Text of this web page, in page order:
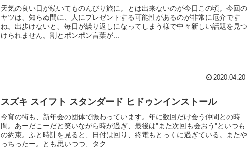
天気の良い日が続いてものんびり旅に。とは出来ないのが今日この頃。今回の
ヤツは、知らぬ間に、人にプレゼントする可能性があるのが非常に厄介です
ね。出歩けないと、毎日が繰り返しになってしまう様で中々新しい話題を見つ
けられません。割とポンポン言葉が...
2020.04.20
スズキ スイフト スタンダード ヒドゥンインストール
今宵の街も、新年会の団体で賑わっています。年に数回だけ会う仲間との時
間。あーだこーだと笑いながら時が過ぎ、最後は"また次回も会おう"といつも
の約束。ふと時計を見ると、日付は回り、終電もとっくに過ぎている。またや
っちったー。とも思いつつ、タク...